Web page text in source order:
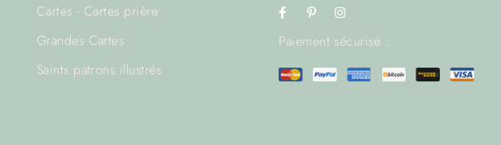
Cartes - Cartes prière
Grandes Cartes
Saints patrons illustrés
Paiement sécurisé :